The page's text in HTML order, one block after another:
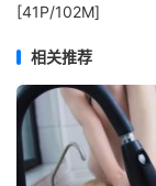
[41P/102M]
相关推荐